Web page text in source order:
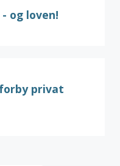
og loven!
privat